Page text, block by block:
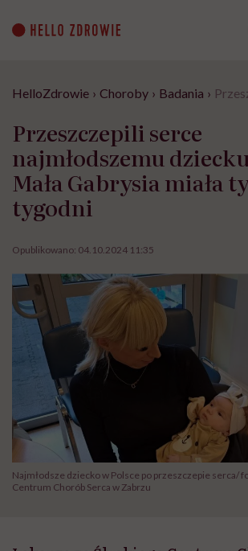
content
HelloZdrowie › Choroby › Badania ›
Przeszczepili serce
najmłodszemu
Mała Gabrysia miała
tygodni
Opublikowano: 04.10.2024 11:35
Najmłodsze dziecko w Polsce po przeszczepie serca/
Centrum Chorób Serca w Zabrzu